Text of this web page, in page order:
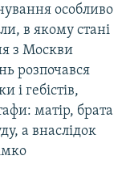
особливо
в якому стані
з Москви
розпочався
і гебістів,
матір, брата
а внаслідок